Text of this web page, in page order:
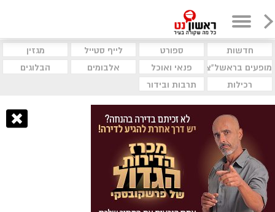
חדשות ספורט לייף סטייל
מגזין
מופעים בראשל"צ
פנאי ואוכל אלבומים
הבלוגים
רכילות
תרבות ובידור